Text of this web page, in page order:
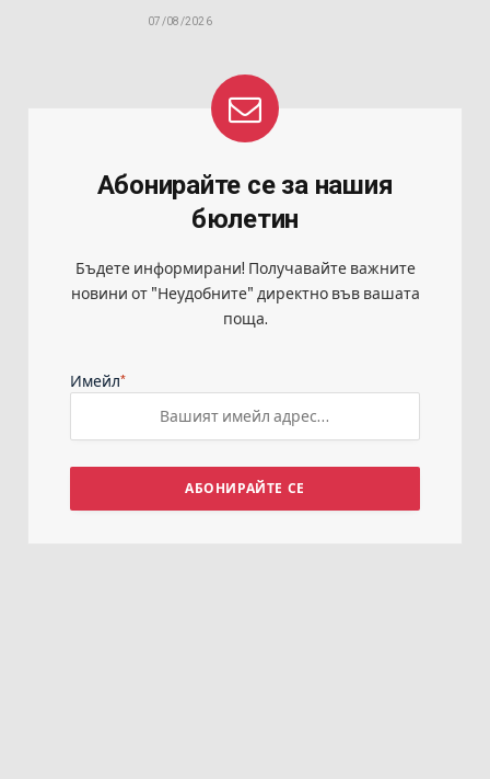
07/08/2026
Абонирайте се за нашия
бюлетин
Бъдете информирани! Получавайте важните
новини от "Неудобните" директно във вашата
поща.
Имейл*